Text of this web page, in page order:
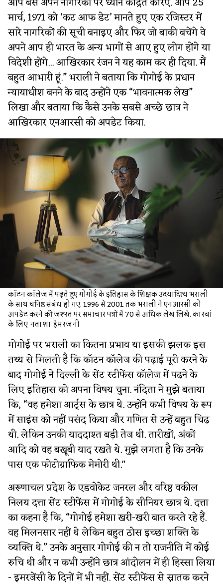
मार्च, 1971 को ‘कट आफ डेट’ मानते हुए एक रजिस्टर में
सारे नागरिकों की सूची बनाइए और फिर जो बाकी बचेंगे वे
अपने आप ही भारत के अन्य भागों से आए हुए लोग होंगे या
विदेशी होंगे... आखिरकार रंजन ने यह काम कर ही दिया. मैं
बहुत आभारी हूं.” भराली ने बताया कि गोगोई के प्रधान
न्यायाधीश बनने के बाद उन्होंने एक “भावनात्मक लेख”
लिखा और बताया कि कैसे उनके सबसे अच्छे छात्र ने
आखिरकार एनआरसी को अपडेट किया.
कॉटन कॉलेज में पढ़ते हुए गोगोई के इतिहास के शिक्षक उदयादित्य भराली
के साथ घनिष्ठ संबंध हो गए. 1996 से 2001 तक भराली ने एनआरसी को
अपडेट करने की जरूरत पर समाचार पत्रों में 70 से अधिक लेख लिखे.कारवां
के लिए नताशा हेमरजनी
गोगोई पर भराली का कितना प्रभाव था इसकी झलक इस
तथ्य से मिलती है कि कॉटन कॉलेज की पढ़ाई पूरी करने के
बाद गोगोई ने दिल्ली के सेंट स्टीफेंस कॉलेज में पढ़ने के
लिए इतिहास को अपना विषय चुना. नंदिता ने मुझे बताया
कि, “वह हमेशा आर्ट्स के छात्र थे. उन्होंने कभी विषय के रूप
में साइंस को नहीं पसंद किया और गणित से उन्हें बहुत चिढ़
थी. लेकिन उनकी याददाश्त बड़ी तेज थी. तारीखों, अंकों
आदि को वह बखूबी याद रखते थे. मुझे लगता है कि उनके
पास एक फोटोग्राफिक मेमोरी थी."
अरूणाचल प्रदेश के एडवोकेट जनरल और वरिष्ठ वकील
निलय दत्ता सेंट स्टीफेंस में गोगोई के सीनियर छात्र थे. दत्ता
का कहना है कि, “गोगोई हमेशा खरी-खरी बात करते रहे हैं.
वह मिलनसार नहीं थे लेकिन बहुत ठोस इच्छा शक्ति के
व्यक्ति थे.” उनके अनुसार गोगोई की न तो राजनीति में कोई
रुचि थी और न कभी उन्होंने छात्र आंदोलन में ही हिस्सा लिया
- इमरजेंसी के दिनों में भी नहीं. सेंट स्टीफेंस से स्नातक करने